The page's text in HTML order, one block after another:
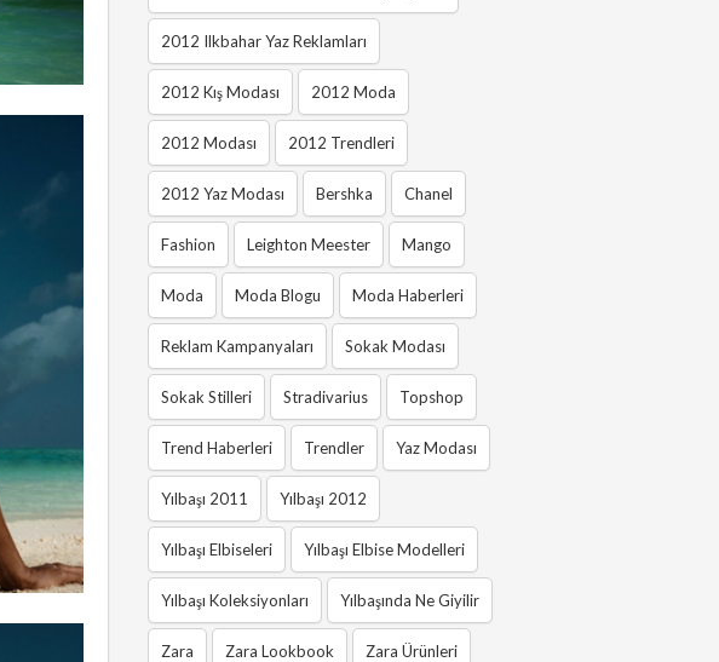
2012 Ilkbahar Yaz Reklamları
2012 Kış Modası 2012 Moda
2012 Modası 2012 Trendleri
2012 Yaz Modası Bershka Chanel
Fashion Leighton Meester Mango
Moda Moda Blogu Moda Haberleri
Reklam Kampanyaları Sokak Modası
Sokak Stilleri Stradivarius Topshop
Trend Haberleri Trendler Yaz Modası
Yılbaşı 2011 Yılbaşı 2012
Yılbaşı Elbiseleri Yılbaşı Elbise Modelleri
Yılbaşı Koleksiyonları Yılbaşında Ne Giyilir
Zara Zara Lookbook Zara Ürünleri